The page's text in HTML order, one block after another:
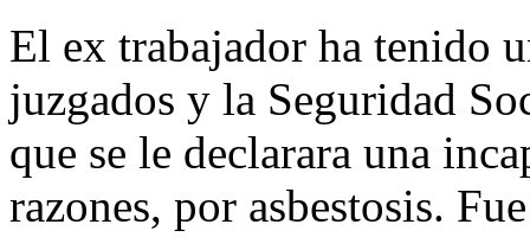
El ex trabajador ha tenido
juzgados y la Seguridad
que se le declarara una
razones, por asbestosis.